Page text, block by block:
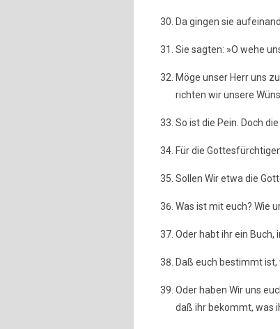
Da gingen sie
Sie sagten: »O wehe
Möge unser Herr uns
richten wir unsere
So ist die Pein. Doch
Für die
Sollen Wir etwa die
Was ist mit euch? Wie
Oder habt ihr ein
Daß euch bestimmt
Oder haben Wir uns
daß ihr bekommt, was